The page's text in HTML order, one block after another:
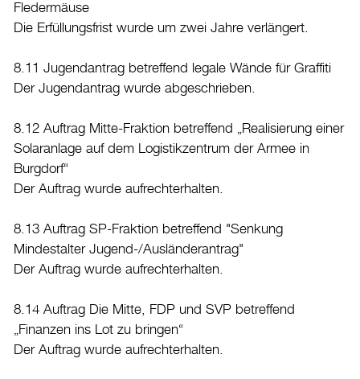
Fledermäuse
Die Erfüllungsfrist wurde um zwei Jahre verlängert.
8.11 Jugendantrag betreffend legale Wände für Graffiti
Der Jugendantrag wurde abgeschrieben.
8.12 Auftrag Mitte-Fraktion betreffend „Realisierung einer
Solaranlage auf dem Logistikzentrum der Armee in
Burgdorf“
Der Auftrag wurde aufrechterhalten.
8.13 Auftrag SP-Fraktion betreffend "Senkung
Mindestalter Jugend-/Ausländerantrag"
Der Auftrag wurde aufrechterhalten.
8.14 Auftrag Die Mitte, FDP und SVP betreffend
„Finanzen ins Lot zu bringen“
Der Auftrag wurde aufrechterhalten.